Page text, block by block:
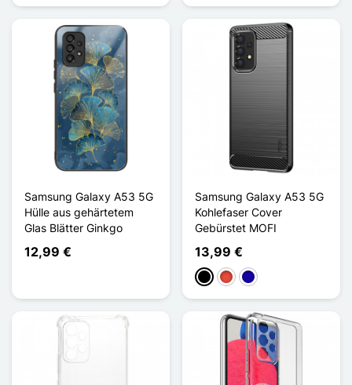
Samsung Galaxy A53 5G
Hülle aus gehärtetem
Glas Blätter Ginkgo
12,99 €
Samsung Galaxy A53 5G
Kohlefaser Cover
Gebürstet MOFI
13,99 €
Schwarz
Rot Dunkelblau